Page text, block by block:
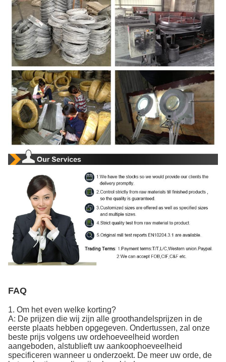
FAQ
1. Om het even welke korting?
A: De prijzen die wij zijn alle groothandelsprijzen in de
eerste plaats hebben opgegeven. Ondertussen, zal onze
beste prijs volgens uw ordehoeveelheid worden
aangeboden, alstublieft uw aankoophoeveelheid
specificeren wanneer u onderzoekt. De meer uw orde, de